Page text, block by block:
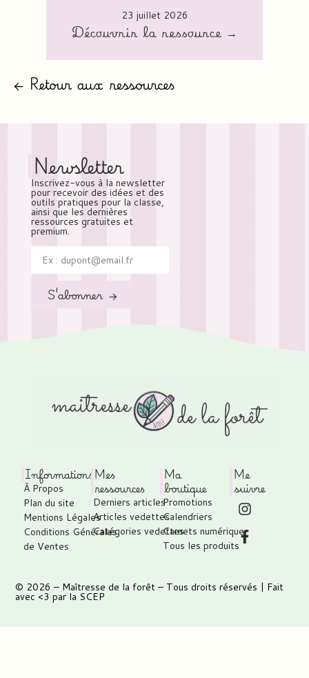
23 juillet 2026
Découvrir la ressource →
← Retour aux ressources
Newsletter
Inscrivez-vous à la newsletter
pour recevoir des idées et des
outils pratiques pour la classe,
ainsi que les dernières
ressources gratuites et
premium.
S'abonner →
Informations
À Propos
Plan du site
Mentions Légales
Conditions Générales
de Ventes
Mes
ressources
Derniers articles
Articles vedettes
Catégories vedettes
Ma
boutique
Promotions
Calendriers
Carnets numérique
Tous les produits
Me
suivre
© 2026 – Maîtresse de la forêt – Tous droits réservés | Fait
avec <3 par la SCEP